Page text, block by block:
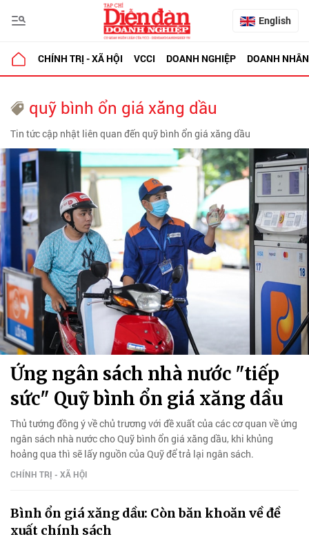
English
CHÍNH TRỊ - XÃ HỘI VCCI DOANH NGHIỆP DOANH NHÂN
quỹ bình ổn giá xăng dầu
Tin tức cập nhật liên quan đến quỹ bình ổn giá xăng dầu
Ứng ngân sách nhà nước "tiếp
sức" Quỹ bình ổn giá xăng dầu
Thủ tướng đồng ý về chủ trương với đề xuất của các cơ quan về ứng
ngân sách nhà nước cho Quỹ bình ổn giá xăng dầu, khi khủng
hoảng qua thì sẽ lấy nguồn của Quỹ để trả lại ngân sách.
CHÍNH TRỊ - XÃ HỘI
Bình ổn giá xăng dầu: Còn băn khoăn về đề
xuất chính sách